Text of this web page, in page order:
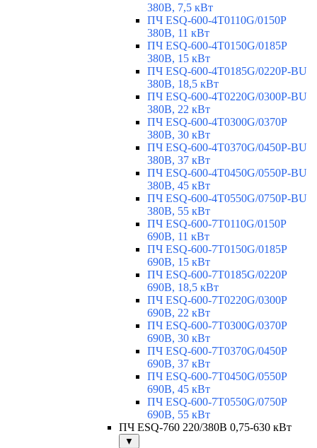
380В, 7,5 кВт
ПЧ ESQ-600-4T0110G/0150P
380В, 11 кВт
ПЧ ESQ-600-4T0150G/0185P
380В, 15 кВт
ПЧ ESQ-600-4T0185G/0220P-BU
380В, 18,5 кВт
ПЧ ESQ-600-4T0220G/0300P-BU
380В, 22 кВт
ПЧ ESQ-600-4T0300G/0370P
380В, 30 кВт
ПЧ ESQ-600-4T0370G/0450P-BU
380В, 37 кВт
ПЧ ESQ-600-4T0450G/0550P-BU
380В, 45 кВт
ПЧ ESQ-600-4T0550G/0750P-BU
380В, 55 кВт
ПЧ ESQ-600-7T0110G/0150P
690В, 11 кВт
ПЧ ESQ-600-7T0150G/0185P
690В, 15 кВт
ПЧ ESQ-600-7T0185G/0220P
690В, 18,5 кВт
ПЧ ESQ-600-7T0220G/0300P
690В, 22 кВт
ПЧ ESQ-600-7T0300G/0370P
690В, 30 кВт
ПЧ ESQ-600-7T0370G/0450P
690В, 37 кВт
ПЧ ESQ-600-7T0450G/0550P
690В, 45 кВт
ПЧ ESQ-600-7T0550G/0750P
690В, 55 кВт
ПЧ ESQ-760 220/380В 0,75-630 кВт
▼